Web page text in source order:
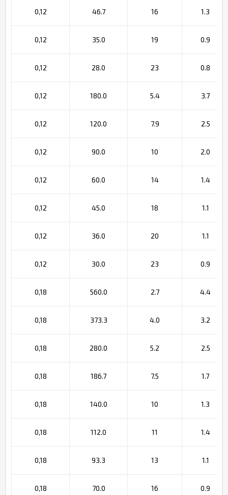
0,12 46.7 16 1.3
0,12 35.0 19 0.9
0,12 28.0 23 0.8
0,12 180.0 5.4 3.7
0,12 120.0 7.9 2.5
0,12 90.0 10 2.0
0,12 60.0 14 1.4
0,12 45.0 18 1.1
0,12 36.0 20 1.1
0,12 30.0 23 0.9
0,18 560.0 2.7 4.4
0,18 373.3 4.0 3.2
0,18 280.0 5.2 2.5
0,18 186.7 7.5 1.7
0,18 140.0 10 1.3
0,18 112.0 11 1.4
0,18 93.3 13 1.1
0,18 70.0 16 0.9